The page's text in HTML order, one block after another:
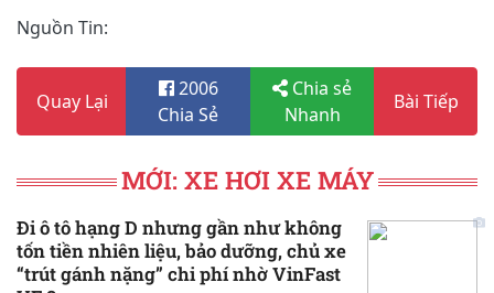
Nguồn Tin:
Quay Lại
2006
Chia Sẻ
Chia sẻ
Nhanh
Bài Tiếp
MỚI: XE HƠI XE MÁY
Đi ô tô hạng D nhưng gần như không
tốn tiền nhiên liệu, bảo dưỡng, chủ xe
“trút gánh nặng” chi phí nhờ VinFast